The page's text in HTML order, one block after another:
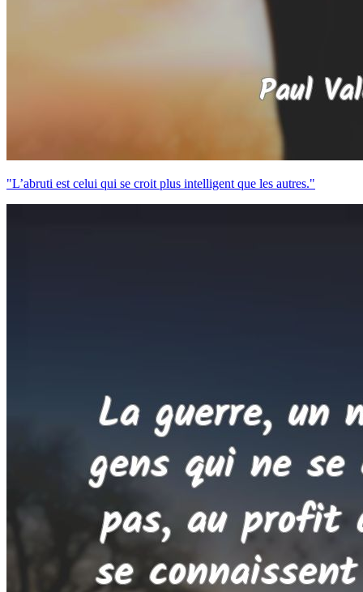
"L’abruti est celui qui se croit plus intelligent que les autres."